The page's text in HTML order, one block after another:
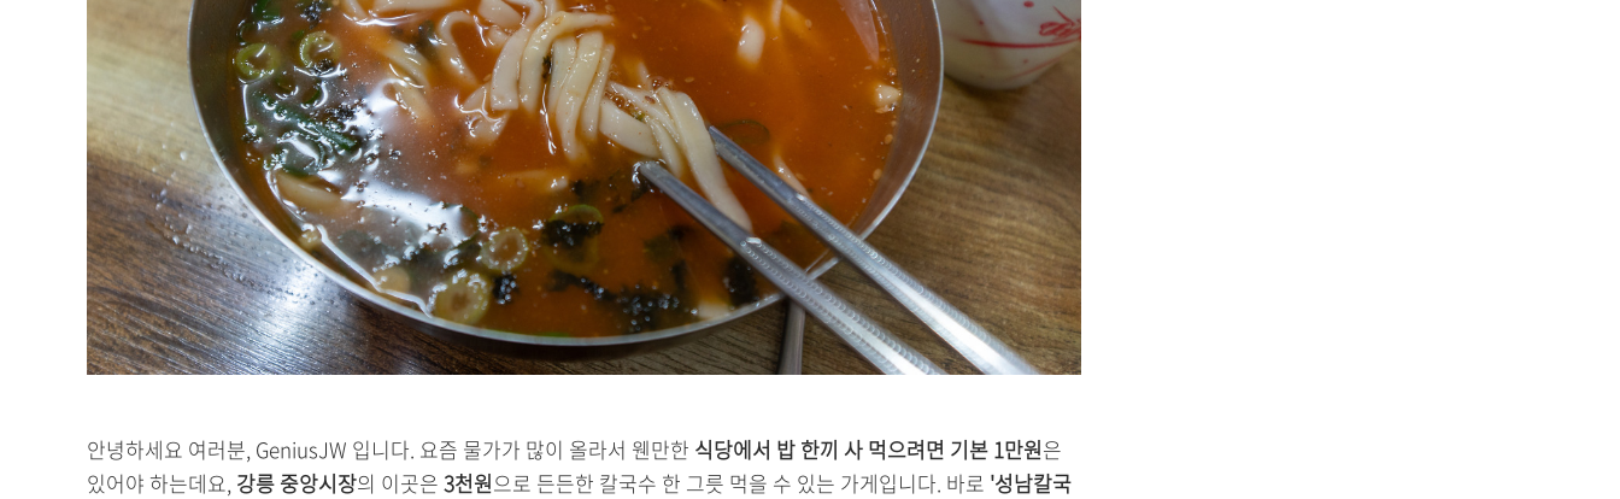
안녕하세요 여러분, GeniusJW 입니다. 요즘 물가가 많이 올라서 웬만한 식당에서 밥 한끼 사 먹으려면 기본 1만원은
있어야 하는데요, 강릉 중앙시장의 이곳은 3천원으로 든든한 칼국수 한 그릇 먹을 수 있는 가게입니다. 바로 '성남칼국